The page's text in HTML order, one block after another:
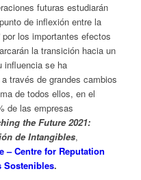
futuras estudiarán
de inflexión entre la
por los importantes efectos
la transición hacia un
influencia se ha
través de grandes cambios
de todos ellos, en el
de las empresas
the Future 2021:
de Intangibles,
– Centre for Reputation
Sostenibles.